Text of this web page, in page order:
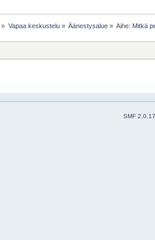
» Vapaa keskustelu» Äänestysalue» Aihe: Mitkä
SMF 2.0.17